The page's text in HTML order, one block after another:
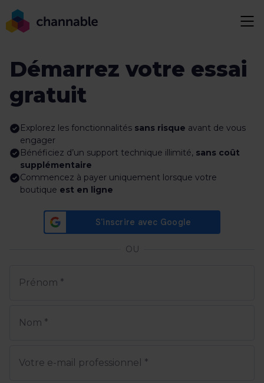
Démarrez votre essai
gratuit
Explorez les fonctionnalités sans risque avant de vous
engager
Bénéficiez d’un support technique illimité, sans coût
supplémentaire
Commencez à payer uniquement lorsque votre
boutique est en ligne
OU
Prénom *
Nom *
Votre e-mail professionnel *